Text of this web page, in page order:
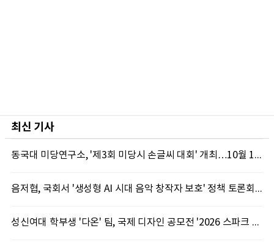
최신 기사
동국대 미당연구소, '제3회 미당시 손글씨 대회' 개최…10월 12일까지 접수
음저협, 국회서 '생성형 AI 시대 음악 창작자 보호' 정책 토론회 10일 개최
성신여대 학부생 '다온' 팀, 국제 디자인 공모전 '2026 스파크 어워드' 동상 수상